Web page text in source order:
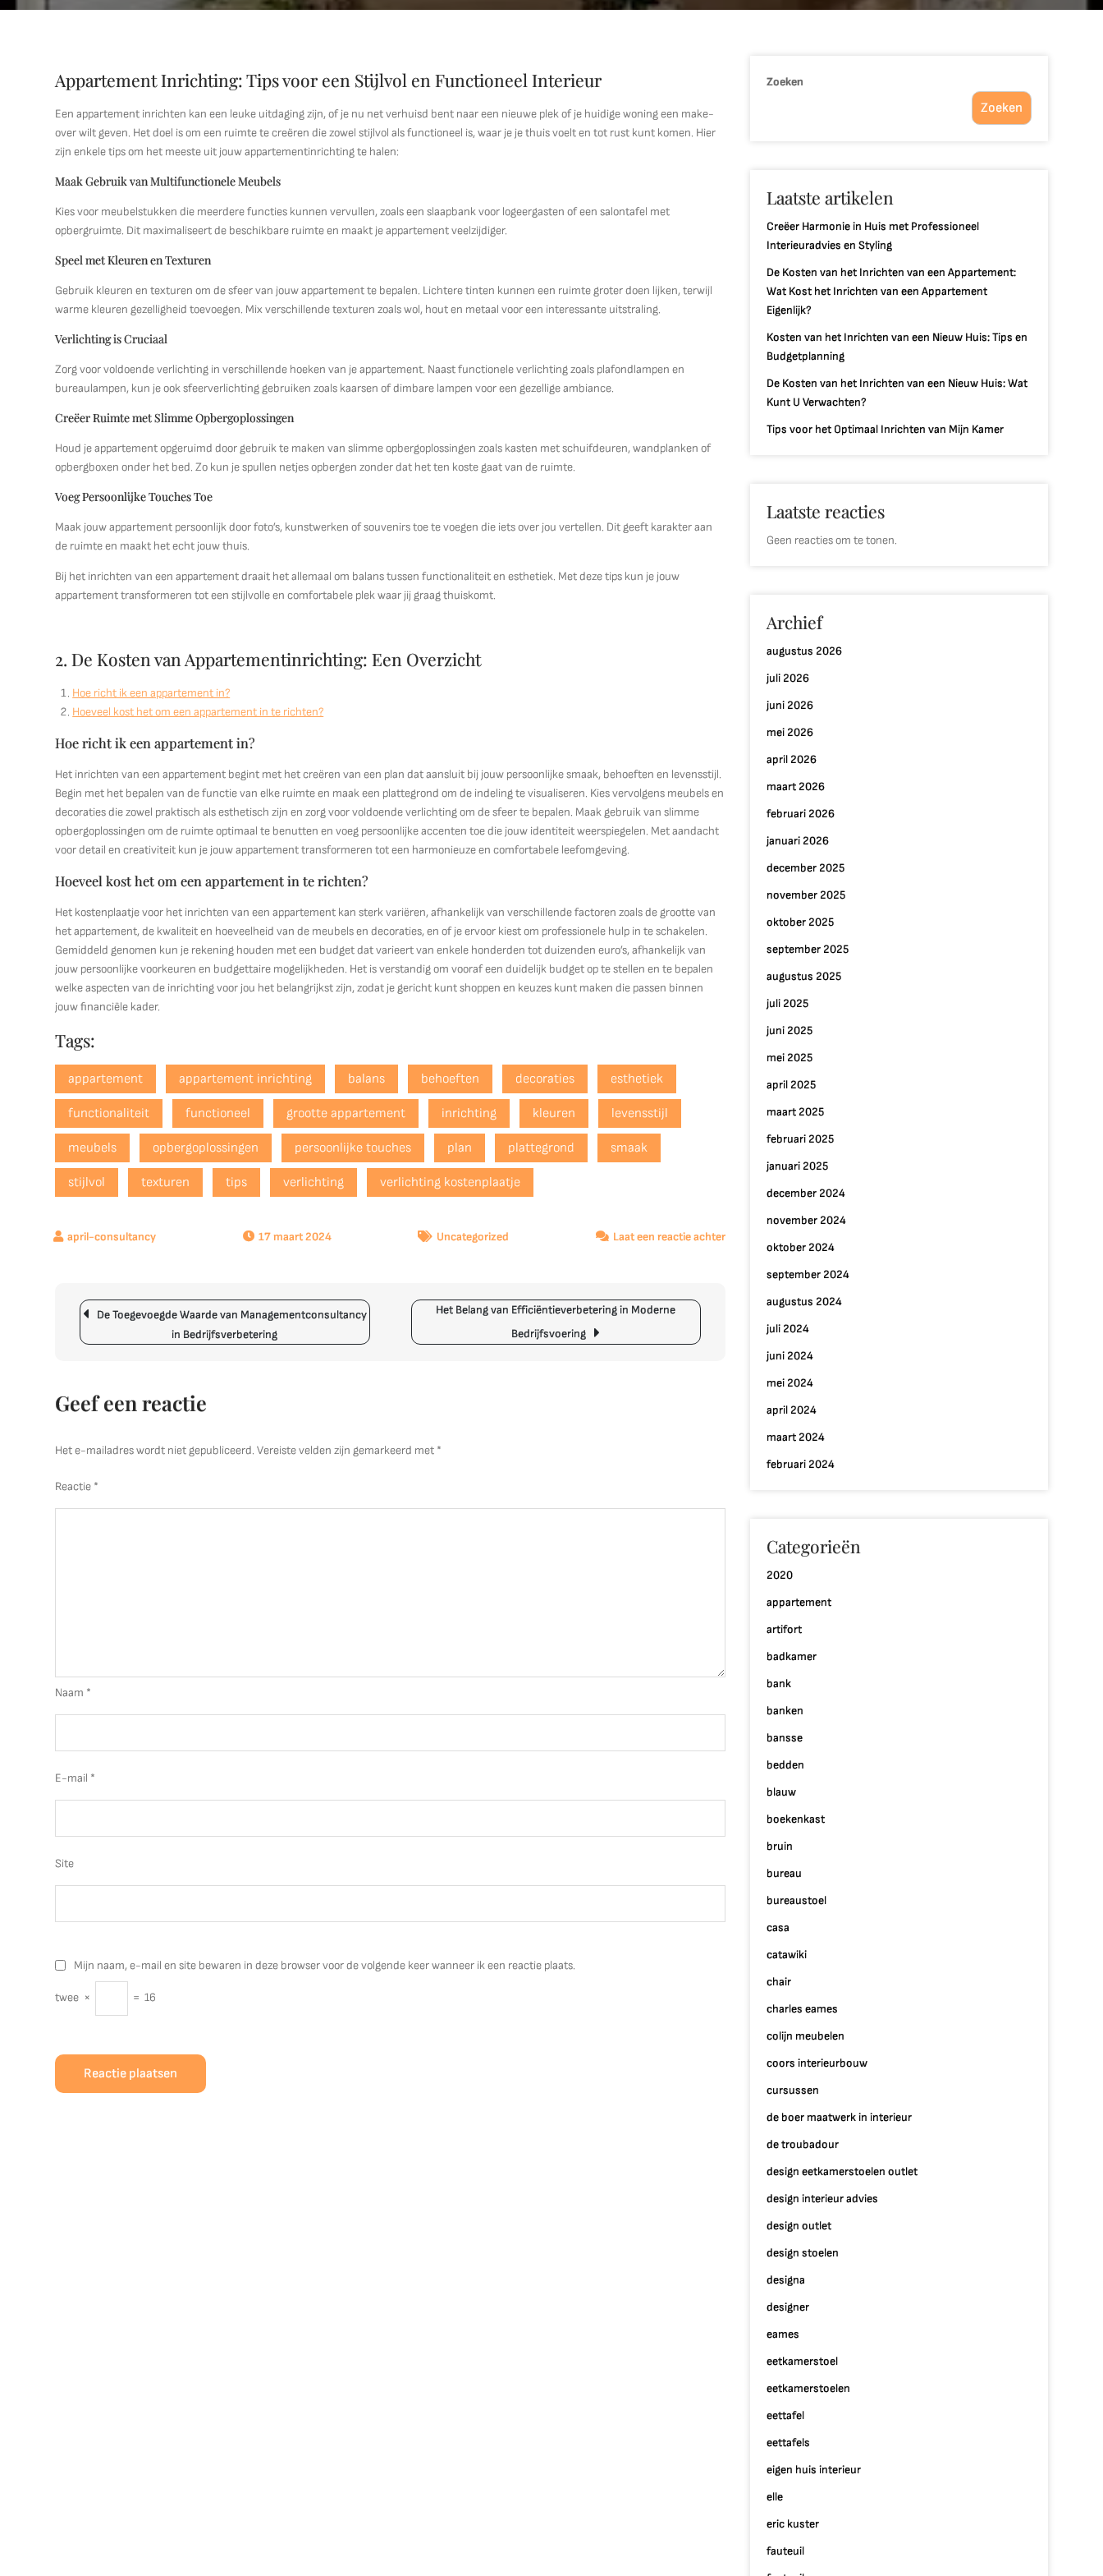
Appartement Inrichting: Tips voor een Stijlvol en Functioneel Interieur
Een appartement inrichten kan een leuke uitdaging zijn, of je nu net verhuisd bent naar een nieuwe plek of je huidige woning een make-
over wilt geven. Het doel is om een ruimte te creëren die zowel stijlvol als functioneel is, waar je je thuis voelt en tot rust kunt komen. Hier
zijn enkele tips om het meeste uit jouw appartementinrichting te halen:
Maak Gebruik van Multifunctionele Meubels
Kies voor meubelstukken die meerdere functies kunnen vervullen, zoals een slaapbank voor logeergasten of een salontafel met
opbergruimte. Dit maximaliseert de beschikbare ruimte en maakt je appartement veelzijdiger.
Speel met Kleuren en Texturen
Gebruik kleuren en texturen om de sfeer van jouw appartement te bepalen. Lichtere tinten kunnen een ruimte groter doen lijken, terwijl
warme kleuren gezelligheid toevoegen. Mix verschillende texturen zoals wol, hout en metaal voor een interessante uitstraling.
Verlichting is Cruciaal
Zorg voor voldoende verlichting in verschillende hoeken van je appartement. Naast functionele verlichting zoals plafondlampen en
bureaulampen, kun je ook sfeerverlichting gebruiken zoals kaarsen of dimbare lampen voor een gezellige ambiance.
Creëer Ruimte met Slimme Opbergoplossingen
Houd je appartement opgeruimd door gebruik te maken van slimme opbergoplossingen zoals kasten met schuifdeuren, wandplanken of
opbergboxen onder het bed. Zo kun je spullen netjes opbergen zonder dat het ten koste gaat van de ruimte.
Voeg Persoonlijke Touches Toe
Maak jouw appartement persoonlijk door foto’s, kunstwerken of souvenirs toe te voegen die iets over jou vertellen. Dit geeft karakter aan
de ruimte en maakt het echt jouw thuis.
Bij het inrichten van een appartement draait het allemaal om balans tussen functionaliteit en esthetiek. Met deze tips kun je jouw
appartement transformeren tot een stijlvolle en comfortabele plek waar jij graag thuiskomt.
2. De Kosten van Appartementinrichting: Een Overzicht
Hoe richt ik een appartement in?
Hoeveel kost het om een appartement in te richten?
Hoe richt ik een appartement in?
Het inrichten van een appartement begint met het creëren van een plan dat aansluit bij jouw persoonlijke smaak, behoeften en levensstijl.
Begin met het bepalen van de functie van elke ruimte en maak een plattegrond om de indeling te visualiseren. Kies vervolgens meubels en
decoraties die zowel praktisch als esthetisch zijn en zorg voor voldoende verlichting om de sfeer te bepalen. Maak gebruik van slimme
opbergoplossingen om de ruimte optimaal te benutten en voeg persoonlijke accenten toe die jouw identiteit weerspiegelen. Met aandacht
voor detail en creativiteit kun je jouw appartement transformeren tot een harmonieuze en comfortabele leefomgeving.
Hoeveel kost het om een appartement in te richten?
Het kostenplaatje voor het inrichten van een appartement kan sterk variëren, afhankelijk van verschillende factoren zoals de grootte van
het appartement, de kwaliteit en hoeveelheid van de meubels en decoraties, en of je ervoor kiest om professionele hulp in te schakelen.
Gemiddeld genomen kun je rekening houden met een budget dat varieert van enkele honderden tot duizenden euro’s, afhankelijk van
jouw persoonlijke voorkeuren en budgettaire mogelijkheden. Het is verstandig om vooraf een duidelijk budget op te stellen en te bepalen
welke aspecten van de inrichting voor jou het belangrijkst zijn, zodat je gericht kunt shoppen en keuzes kunt maken die passen binnen
jouw financiële kader.
Tags:
appartement appartement inrichting balans behoeften decoraties esthetiek
functionaliteit functioneel grootte appartement inrichting kleuren levensstijl
meubels opbergoplossingen persoonlijke touches plan plattegrond smaak
stijlvol texturen tips verlichting verlichting kostenplaatje
17 maart 2024 Uncategorized Laat een reactie achterop
Appartement
Inrichting
Berichtnavigatie
De Toegevoegde Waarde van Managementconsultancy
in Bedrijfsverbetering
Het Belang van Efficiëntieverbetering in Moderne
Bedrijfsvoering
Geef een reactie
Het e-mailadres wordt niet gepubliceerd. Vereiste velden zijn gemarkeerd met *
Reactie *
Naam *
E-mail *
Site
Mijn naam, e-mail en site bewaren in deze browser voor de volgende keer wanneer ik een reactie plaats.
twee × = 16
Zoeken
Zoeken
Laatste artikelen
Creëer Harmonie in Huis met Professioneel
Interieuradvies en Styling
De Kosten van het Inrichten van een Appartement:
Wat Kost het Inrichten van een Appartement
Eigenlijk?
Kosten van het Inrichten van een Nieuw Huis: Tips en
Budgetplanning
De Kosten van het Inrichten van een Nieuw Huis: Wat
Kunt U Verwachten?
Tips voor het Optimaal Inrichten van Mijn Kamer
Laatste reacties
Geen reacties om te tonen.
Archief
augustus 2026
juli 2026
juni 2026
mei 2026
april 2026
maart 2026
februari 2026
januari 2026
december 2025
november 2025
oktober 2025
september 2025
augustus 2025
juli 2025
juni 2025
mei 2025
april 2025
maart 2025
februari 2025
januari 2025
december 2024
november 2024
oktober 2024
september 2024
augustus 2024
juli 2024
juni 2024
mei 2024
april 2024
maart 2024
februari 2024
Categorieën
2020
appartement
artifort
badkamer
bank
banken
bansse
bedden
blauw
boekenkast
bruin
bureau
bureaustoel
casa
catawiki
chair
charles eames
colijn meubelen
coors interieurbouw
cursussen
de boer maatwerk in interieur
de troubadour
design eetkamerstoelen outlet
design interieur advies
design outlet
design stoelen
designa
designer
eames
eetkamerstoel
eetkamerstoelen
eettafel
eettafels
eigen huis interieur
elle
eric kuster
fauteuil